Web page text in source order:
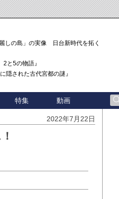
しの島」の実像 日台新時代を拓く
と5の物語』
隠された古代宮都の謎』
特集 動画
2022年7月22日